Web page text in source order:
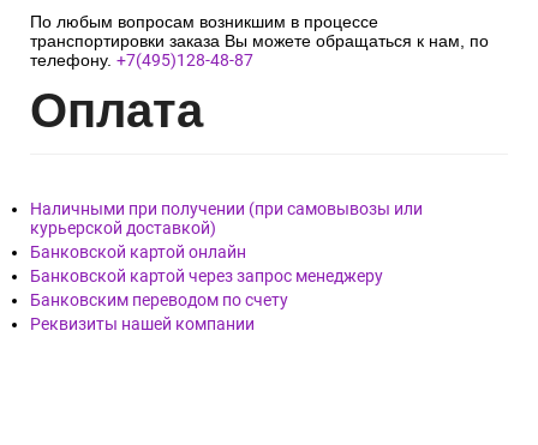
По любым вопросам возникшим в процессе
транспортировки заказа Вы можете обращаться к нам, по
телефону. +7(495)128-48-87
Оплата
Наличными при получении (при самовывозы или
курьерской доставкой)
Банковской картой онлайн
Банковской картой через запрос менеджеру
Банковским переводом по счету
Реквизиты нашей компании